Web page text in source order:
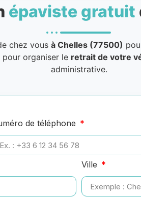
épaviste gratuit
chez vous à Chelles (77500)
pour organiser le retrait de votre
administrative.
de téléphone
Ville